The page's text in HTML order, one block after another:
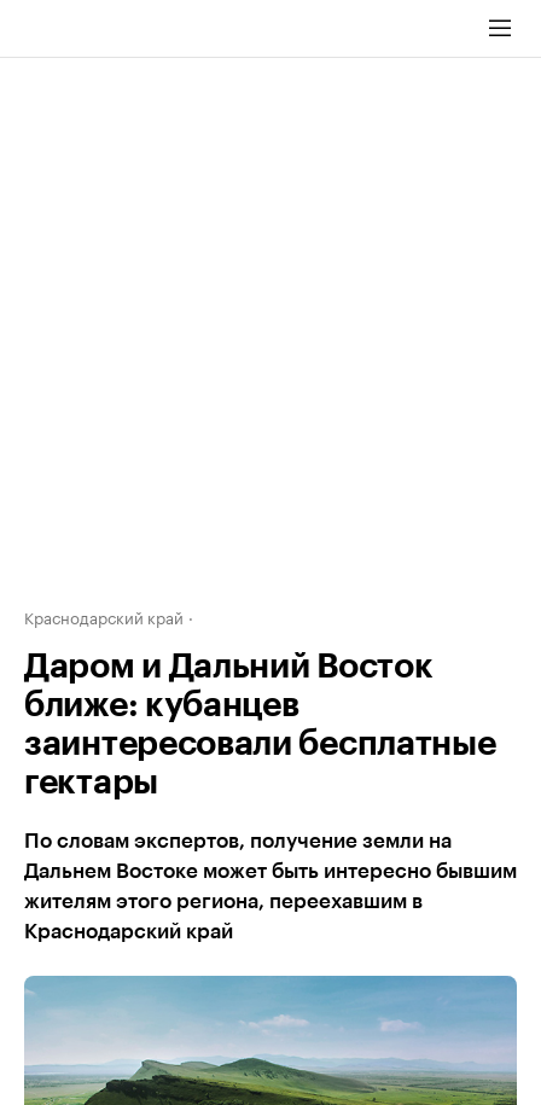
Краснодарский край
Даром и Дальний Восток
ближе: кубанцев
заинтересовали бесплатные
гектары
По словам экспертов, получение земли на
Дальнем Востоке может быть интересно бывшим
жителям этого региона, переехавшим в
Краснодарский край